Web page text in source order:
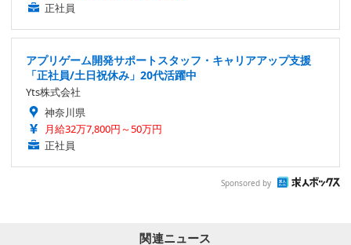
正社員
アプリゲーム開発サポートスタッフ・キャリアアップ支援
「正社員/土日祝休み」20代活躍中
Yts株式会社
神奈川県
月給32万7,800円～50万円
正社員
Sponsored by
関連ニュース